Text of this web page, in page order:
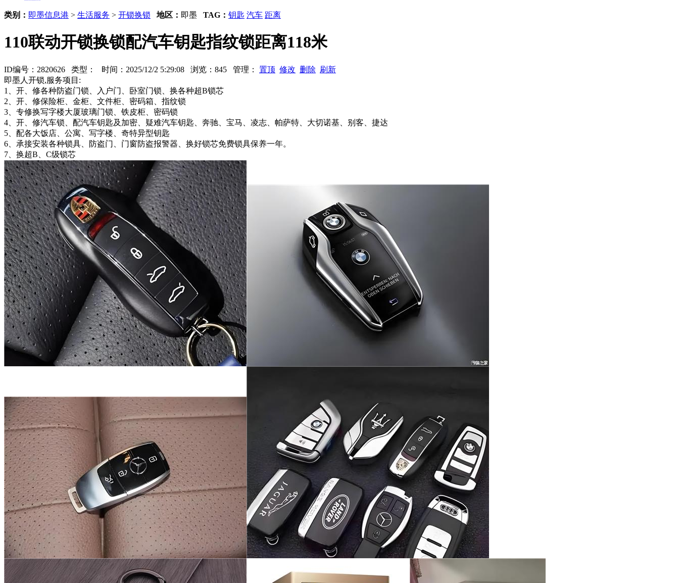
类别： 即墨信息港 > 生活服务 > 开锁换锁 地区： 即墨 TAG： 钥匙 汽车 距离
110联动开锁换锁配汽车钥匙指纹锁距离118米
ID编号：2820626 类型： 时间：2025/12/2 5:29:08 浏览：845 管理： 置顶 修改 删除 刷新
即墨人开锁,服务项目:
1、开、修各种防盗门锁、入户门、卧室门锁、换各种超B锁芯
2、开、修保险柜、金柜、文件柜、密码箱、指纹锁
3、专修换写字楼大厦玻璃门锁、铁皮柜、密码锁
4、开、修汽车锁、配汽车钥匙及加密、疑难汽车钥匙、奔驰、宝马、凌志、帕萨特、大切诺基、别客、捷达
5、配各大饭店、公寓、写字楼、奇特异型钥匙
6、承接安装各种锁具、防盗门、门窗防盗报警器、换好锁芯免费锁具保养一年。
7、换超B、C级锁芯